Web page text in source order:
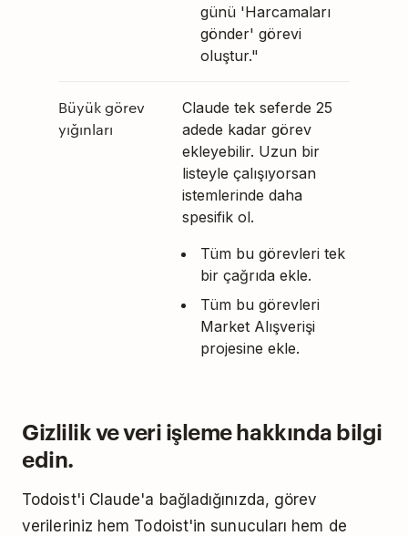
günü 'Harcamaları
gönder' görevi
oluştur."
Büyük görev
yığınları
Claude tek seferde 25
adede kadar görev
ekleyebilir. Uzun bir
listeyle çalışıyorsan
istemlerinde daha
spesifik ol.
Tüm bu görevleri tek
bir çağrıda ekle.
Tüm bu görevleri
Market Alışverişi
projesine ekle.
Gizlilik ve veri işleme hakkında bilgi
edin.
Todoist'i Claude'a bağladığınızda, görev
verileriniz hem Todoist'in sunucuları hem de